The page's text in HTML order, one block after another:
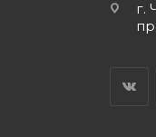
г.